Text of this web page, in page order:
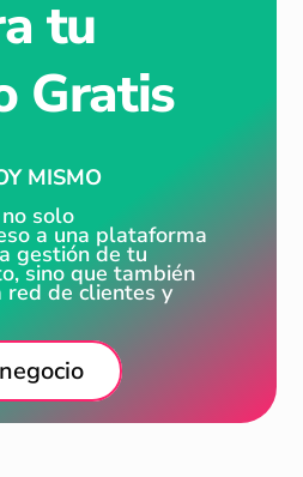
tu
Gratis
MISMO
solo
a una plataforma
gestión de tu
sino que también
red de clientes y